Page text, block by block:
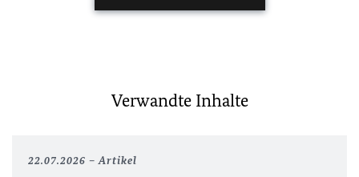
Verwandte Inhalte
22.07.2026 Artikel